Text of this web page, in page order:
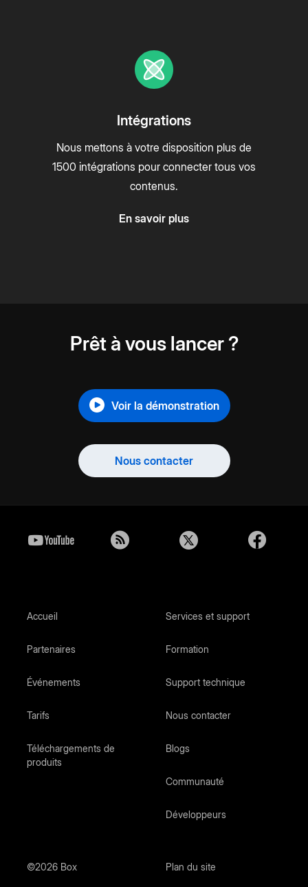
Intégrations
Nous mettons à votre disposition plus de
1500 intégrations pour connecter tous vos
contenus.
En savoir plus
Prêt à vous lancer ?
Voir la démonstration
Nous contacter
Accueil
Partenaires
Événements
Tarifs
Téléchargements de
produits
Services et support
Formation
Support technique
Nous contacter
Blogs
Communauté
Développeurs
©2026 Box Plan du site